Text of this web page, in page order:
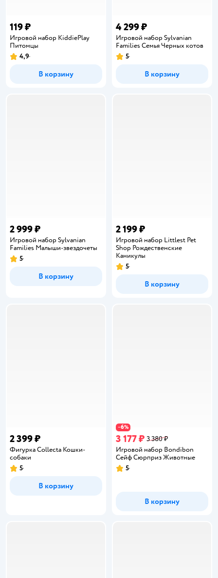
119 ₽
Игровой набор KiddiePlay
Питомцы
Рейтинг:
4,9
В корзину
4 299 ₽
Игровой набор Sylvanian
Families Семья Черных котов
Рейтинг:
5
В корзину
2 999 ₽
Игровой набор Sylvanian
Families Малыши-звездочеты
Рейтинг:
5
В корзину
2 199 ₽
Игровой набор Littlest Pet
Shop Рождественские
Каникулы
Рейтинг:
5
В корзину
2 399 ₽
Фигурка Collecta Кошки-
собаки
Рейтинг:
5
В корзину
−6%
3 177 ₽ 3 380 ₽
Игровой набор Bondibon
Сейф Сюрприз Животные
Рейтинг:
5
В корзину